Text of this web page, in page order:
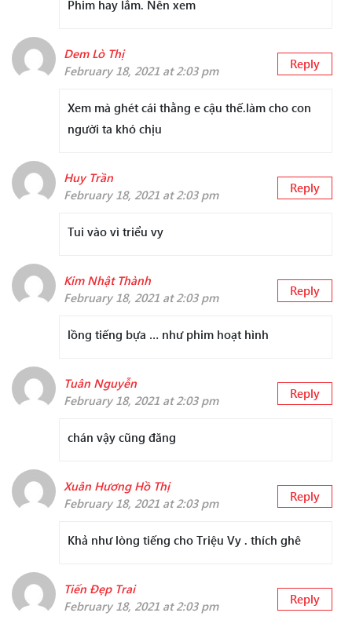
Phim hay lắm. Nên xem
Dem Lò Thị
February 18, 2021 at 2:03 pm
Reply
Xem mà ghét cái thằng e cậu thế.làm cho con
người ta khó chịu
Huy Trần
February 18, 2021 at 2:03 pm
Reply
Tui vào vì triểu vy
Kim Nhật Thành
February 18, 2021 at 2:03 pm
Reply
lồng tiếng bựa … như phim hoạt hình
Tuân Nguyễn
February 18, 2021 at 2:03 pm
Reply
chán vậy cũng đăng
Xuân Hương Hồ Thị
February 18, 2021 at 2:03 pm
Reply
Khả như lòng tiếng cho Triệu Vy . thích ghê
Tiến Đẹp Trai
February 18, 2021 at 2:03 pm
Reply